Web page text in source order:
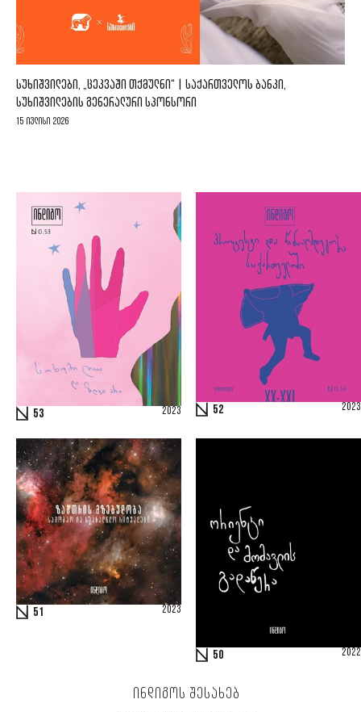
ᲡᲣᲮᲘᲨᲕᲘᲚᲔᲑᲘ, „ᲪᲔᲙᲕᲐᲨᲘ ᲗᲥᲛᲣᲚᲜᲘ“ | ᲡᲐᲥᲐᲠᲗᲕᲔᲚᲝᲡ ᲑᲐᲜᲙᲘ,
ᲡᲣᲮᲘᲨᲕᲘᲚᲔᲑᲘᲡ ᲒᲔᲜᲔᲠᲐᲚᲣᲠᲘ ᲡᲞᲝᲜᲡᲝᲠᲘ
15 ივლისი 2026
53 2023 52 2023
51 2023
50 2022
ᲘᲜᲓᲘᲒᲝᲡ ᲨᲔᲡᲐᲮᲔᲑ